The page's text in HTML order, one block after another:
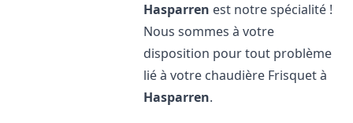
Hasparren est notre spécialité !
Nous sommes à votre
disposition pour tout problème
lié à votre chaudière Frisquet à
Hasparren.